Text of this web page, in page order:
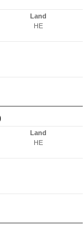
Land
HE
Land
HE